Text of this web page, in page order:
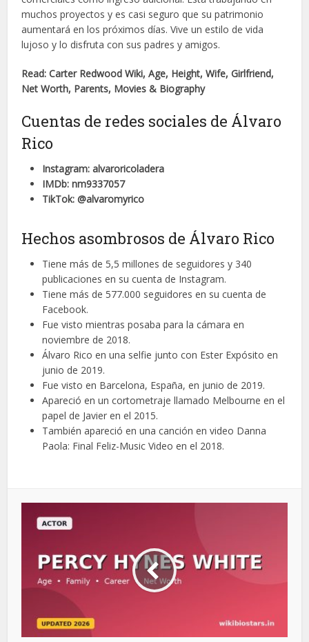
muchos proyectos y es casi seguro que su patrimonio
aumentará en los próximos días. Vive un estilo de vida
lujoso y lo disfruta con sus padres y amigos.
Read: Carter Redwood Wiki, Age, Height, Wife, Girlfriend,
Net Worth, Parents, Movies & Biography
Cuentas de redes sociales de Álvaro
Rico
Instagram: alvaroricoladera
IMDb: nm9337057
TikTok: @alvaromyrico
Hechos asombrosos de Álvaro Rico
Tiene más de 5,5 millones de seguidores y 340
publicaciones en su cuenta de Instagram.
Tiene más de 577.000 seguidores en su cuenta de
Facebook.
Fue visto mientras posaba para la cámara en
noviembre de 2018.
Álvaro Rico en una selfie junto con Ester Expósito en
junio de 2019.
Fue visto en Barcelona, España, en junio de 2019.
Apareció en un cortometraje llamado Melbourne en el
papel de Javier en el 2015.
También apareció en una canción en video Danna
Paola: Final Feliz-Music Video en el 2018.